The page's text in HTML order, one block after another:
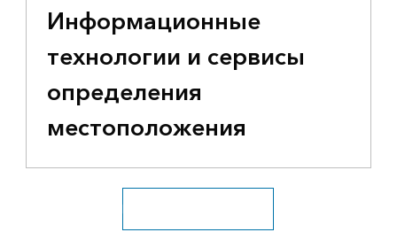
Информационные
технологии и сервисы
определения
местоположения
Посмотрите все отрасли